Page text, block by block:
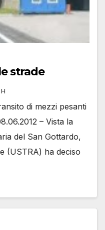
strade
di mezzi pesanti
– Vista la
del San Gottardo,
(USTRA) ha deciso